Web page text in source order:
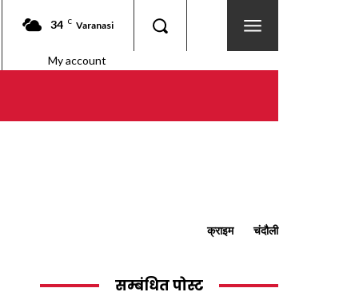
34 C Varanasi
My account
क्राइम चंदौली
सम्बंधित पोस्ट